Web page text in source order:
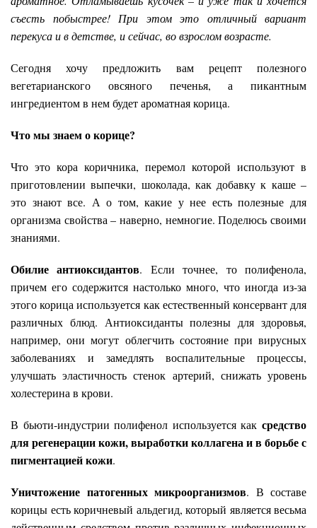
съесть побыстрее! При этом это отличный вариант
перекуса и в детстве, и сейчас, во взрослом возрасте.
Сегодня хочу предложить вам рецепт полезного
вегетарианского овсяного печенья, а пикантным
ингредиентом в нем будет ароматная корица.
Что мы знаем о корице?
Что это кора коричника, перемол которой используют в
приготовлении выпечки, шоколада, как добавку к каше –
это знают все. А о том, какие у нее есть полезные для
организма свойства – наверно, немногие. Поделюсь своими
знаниями.
Обилие антиоксидантов. Если точнее, то полифенола,
причем его содержится настолько много, что иногда из-за
этого корица используется как естественный консервант для
различных блюд. Антиоксиданты полезны для здоровья,
например, они могут облегчить состояние при вирусных
заболеваниях и замедлять воспалительные процессы,
улучшать эластичность стенок артерий, снижать уровень
холестерина в крови.
В бьюти-индустрии полифенол используется как средство
для регенерации кожи, выработки коллагена и в борьбе с
пигментацией кожи.
Уничтожение патогенных микроорганизмов. В составе
корицы есть коричневый альдегид, который является весьма